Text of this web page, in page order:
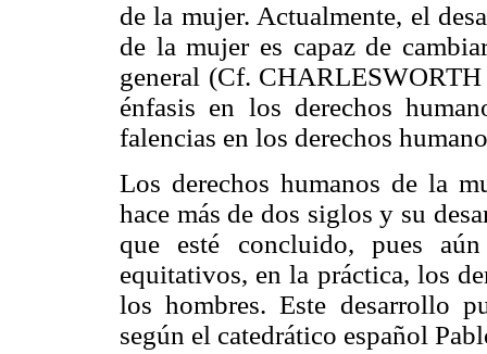
de la mujer. Actualmente, el
de la mujer es capaz de
general (Cf.
énfasis en los derechos
falencias en los derechos
Los derechos humanos de la
hace más de dos siglos y su
que esté concluido, pues
equitativos, en la práctica, los
los hombres. Este desarrollo
según el catedrático español